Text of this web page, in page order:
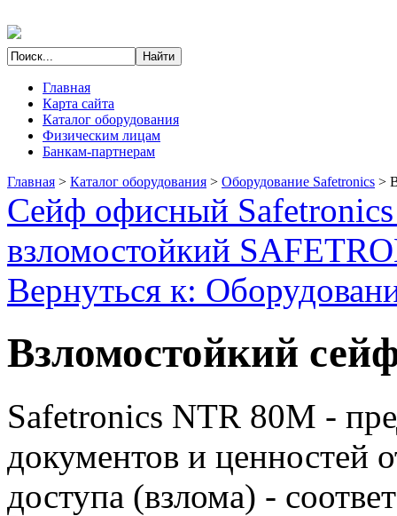
Главная
Карта сайта
Каталог оборудования
Физическим лицам
Банкам-партнерам
Главная > Каталог оборудования > Оборудование Safetronics >
Сейф офисный
взломостойкий
Вернуться к:
Взломостойкий
Safetronics NTR 80M -
документов и ценностей
доступа (взлома) -